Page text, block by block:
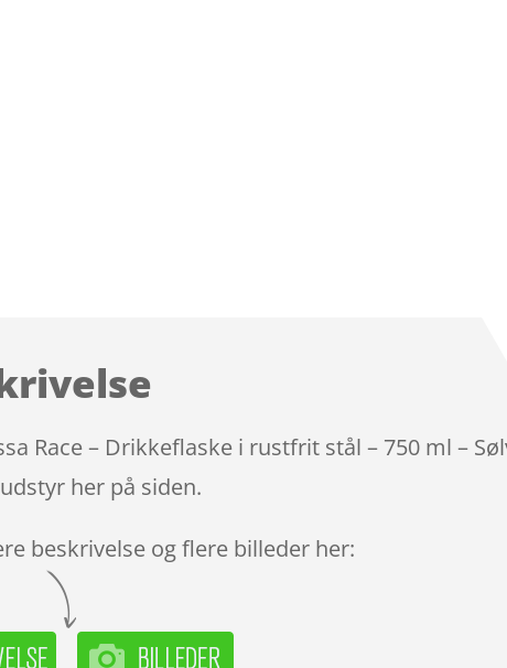
Race – Drikkeflaske i rustfrit stål – 750 ml –
her på siden.
beskrivelse og flere billeder her: